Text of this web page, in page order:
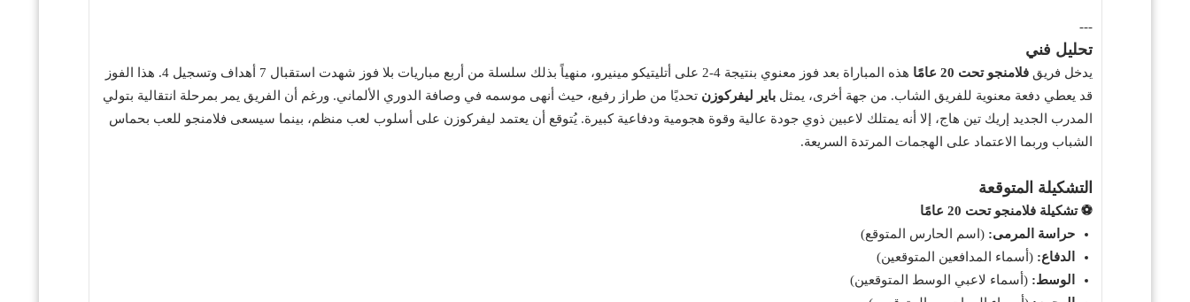
---
تحليل فني
يدخل فريقفلامنجو تحت 20 عامًا
هذه المباراة بعد فوز معنوي بنتيجة 4-2 على أتليتيكو مينيرو، منهياً بذلك سلسلة من أربع مباريات بلا فوز شهدت استقبال 7 أهداف وتسجيل 4. هذا الفوز
قد يعطي دفعة معنوية للفريق الشاب. من جهة أخرى، يمثلباير ليفركوزن تحديًا من طراز رفيع، حيث أنهى موسمه في وصافة الدوري الألماني. ورغم أن الفريق يمر بمرحلة انتقالية بتولي
المدرب الجديد إريك تين هاج، إلا أنه يمتلك لاعبين ذوي جودة عالية وقوة هجومية ودفاعية كبيرة. يُتوقع أن يعتمد ليفركوزن على أسلوب لعب منظم، بينما سيسعى فلامنجو للعب بحماس
الشباب وربما الاعتماد على الهجمات المرتدة السريعة.
التشكيلة المتوقعة
⚽️ تشكيلة فلامنجو تحت 20 عامًا
حراسة المرمى: (اسم الحارس المتوقع)
الدفاع: (أسماء المدافعين المتوقعين)
الوسط: (أسماء لاعبي الوسط المتوقعين)